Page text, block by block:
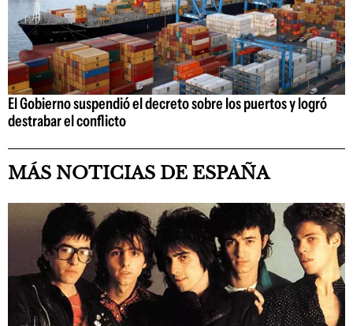
El Gobierno suspendió el decreto sobre los puertos y logró
destrabar el conflicto
MÁS NOTICIAS DE ESPAÑA